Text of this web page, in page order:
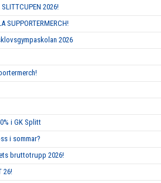
SLITTCUPEN 2026!
SUPPORTERMERCH!
2026
i GK Splitt
i sommar?
bruttotrupp 2026!
26!